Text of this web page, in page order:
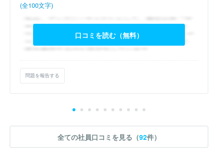
(全100文字)
口コミを読む（無料）
問題を報告する
全ての社員口コミを見る（92件）